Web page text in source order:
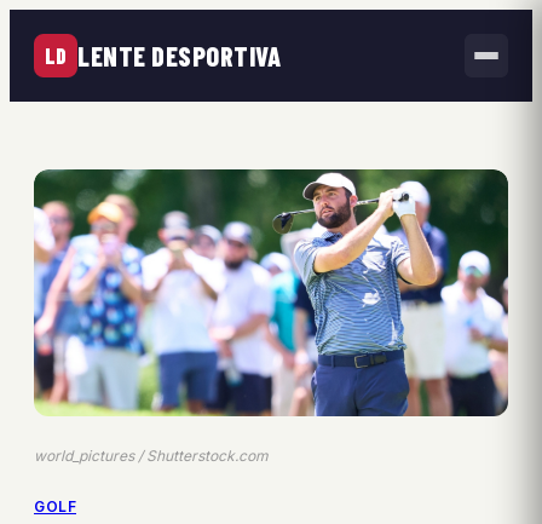
LD LENTE DESPORTIVA
world_pictures / Shutterstock.com
GOLF